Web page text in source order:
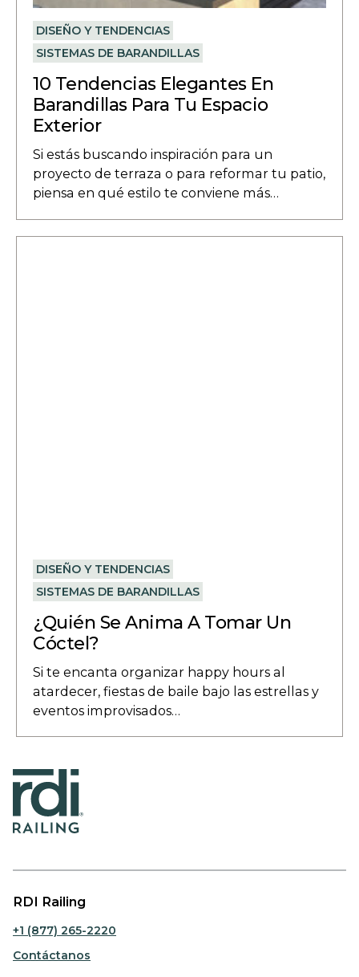
DISEÑO Y TENDENCIAS
SISTEMAS DE BARANDILLAS
10 Tendencias Elegantes En
Barandillas Para Tu Espacio
Exterior
Si estás buscando inspiración para un
proyecto de terraza o para reformar tu patio,
piensa en qué estilo te conviene más…
DISEÑO Y TENDENCIAS
SISTEMAS DE BARANDILLAS
¿Quién Se Anima A Tomar Un
Cóctel?
Si te encanta organizar happy hours al
atardecer, fiestas de baile bajo las estrellas y
eventos improvisados…
RDI Railing
+1 (877) 265-2220
Contáctanos